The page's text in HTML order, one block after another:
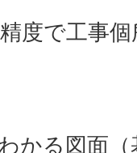
度で工事
かる図面